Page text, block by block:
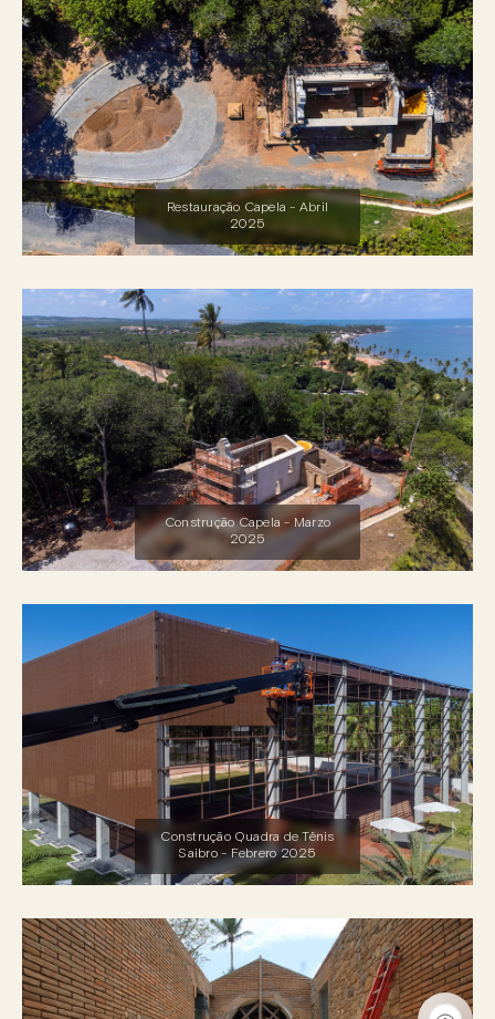
Restauração Capela - Abril
2025
Construção Capela - Marzo
2025
Construção Quadra de Tênis
Saibro - Febrero 2025